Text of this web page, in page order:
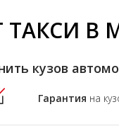
В
кузов
Гарантия на